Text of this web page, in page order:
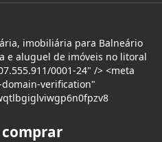
imobiliária para Balneário
e aluguel de imóveis no litoral
0001-24" /> <meta
verification"